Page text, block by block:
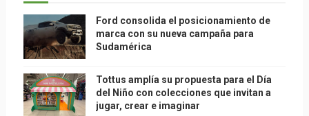
Ford consolida el posicionamiento de
marca con su nueva campaña para
Sudamérica
Tottus amplía su propuesta para el Día
del Niño con colecciones que invitan a
jugar, crear e imaginar